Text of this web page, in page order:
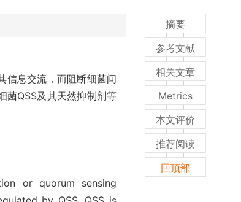
信息交流，而阻断细菌间
菌QSS及其天然抑制剂等
or quorum sensing
摘要
参考文献
相关文章
Metrics
本文评价
推荐阅读
回顶部